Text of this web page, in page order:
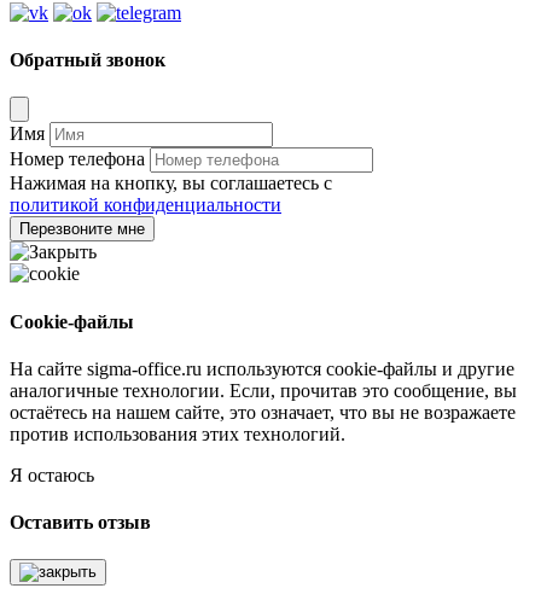
Обратный звонок
Имя
Номер телефона
Нажимая на кнопку, вы соглашаетесь с
политикой конфиденциальности
Перезвоните мне
Cookie-файлы
На сайте sigma-office.ru используются cookie-файлы и другие
аналогичные технологии. Если, прочитав это сообщение, вы
остаётесь на нашем сайте, это означает, что вы не возражаете
против использования этих технологий.
Я остаюсь
Оставить отзыв